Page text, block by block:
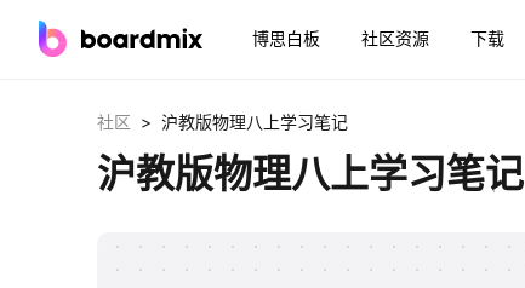
博思白板 社区资源 下载
社区 > 沪教版物理八上学习笔记
沪教版物理八上学习笔记